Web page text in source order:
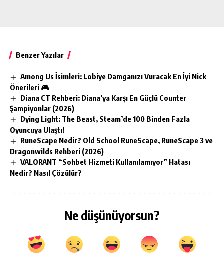
Benzer Yazılar
Among Us İsimleri: Lobiye Damganızı Vuracak En İyi Nick
Önerileri 🎮
Diana CT Rehberi: Diana’ya Karşı En Güçlü Counter
Şampiyonlar (2026)
Dying Light: The Beast, Steam’de 100 Binden Fazla
Oyuncuya Ulaştı!
RuneScape Nedir? Old School RuneScape, RuneScape 3 ve
Dragonwilds Rehberi (2026)
VALORANT “Sohbet Hizmeti Kullanılamıyor” Hatası
Nedir? Nasıl Çözülür?
Ne düşünüyorsun?